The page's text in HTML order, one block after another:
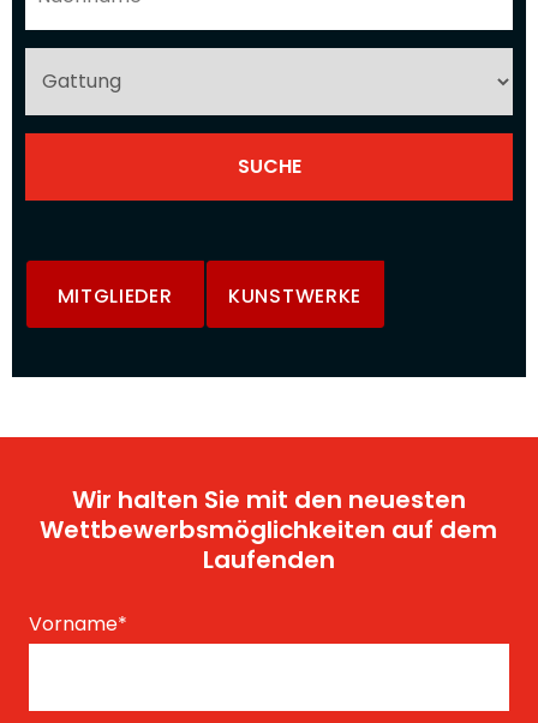
MITGLIEDER KUNSTWERKE
Wir halten Sie mit den neuesten
Wettbewerbsmöglichkeiten auf dem
Laufenden
Vorname*